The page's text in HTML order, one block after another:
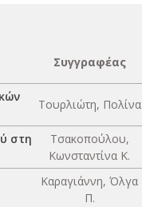
Συγγραφέας
Τουρλιώτη, Πολίνα
στη
Τσακοπούλου,
Κωνσταντίνα Κ.
Καραγιάννη, Όλγα
Π.